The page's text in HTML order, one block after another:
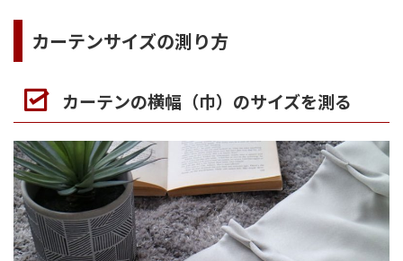
カーテンサイズの測り方
カーテンの横幅（巾）のサイズを測る